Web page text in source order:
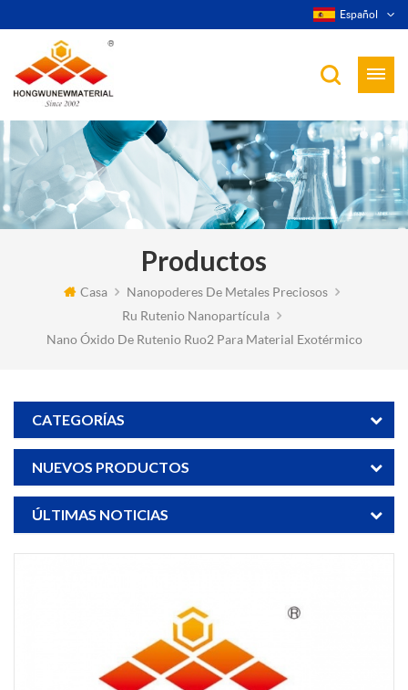
Español
Productos
Casa
Nanopoderes De Metales Preciosos
Ru Rutenio Nanopartícula
Nano Óxido De Rutenio Ruo2 Para Material Exotérmico
CATEGORÍAS
NUEVOS PRODUCTOS
ÚLTIMAS NOTICIAS